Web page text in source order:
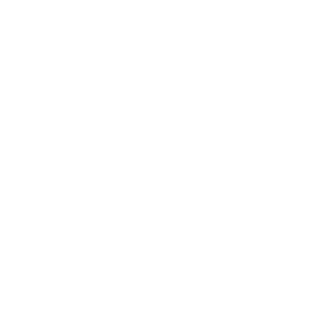
la circulation sanguine, visible par le
santé cutanée. Les massages avec
une peau plus lisse et réduisant
des toxines et améliorant la santé